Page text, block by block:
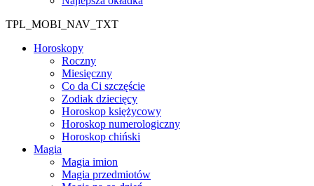
TPL_MOBI_NAV_TXT
Horoskopy
Roczny
Miesięczny
Co da Ci szczęście
Zodiak dziecięcy
Horoskop księżycowy
Horoskop numerologiczny
Horoskop chiński
Magia
Magia imion
Magia przedmiotów